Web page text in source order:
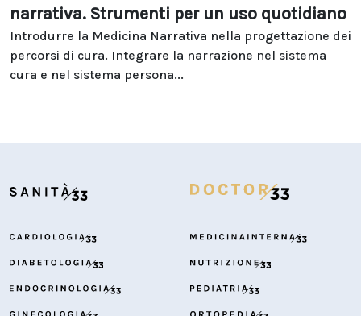
narrativa. Strumenti per un uso quotidiano
Introdurre la Medicina Narrativa nella progettazione dei
percorsi di cura. Integrare la narrazione nel sistema
cura e nel sistema persona...